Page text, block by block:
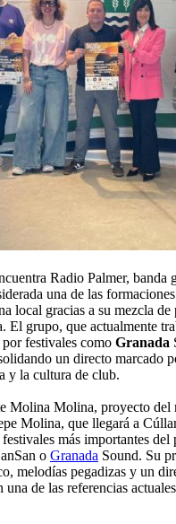
Radio Palmer, banda
una de las
local gracias a su mezcla
El grupo, que actualmente
festivales como Granada
un directo marcado
y la cultura de club.
Molina Molina, proyecto del
Molina, que llegará a
más importantes del
o Granada Sound. Su
melodías pegadizas y un
de las referencias